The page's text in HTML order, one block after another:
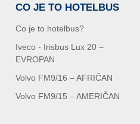
CO JE TO HOTELBUS
Co je to hotelbus?
Iveco - Irisbus Lux 20 –
EVROPAN
Volvo FM9/16 – AFRIČAN
Volvo FM9/15 – AMERIČAN